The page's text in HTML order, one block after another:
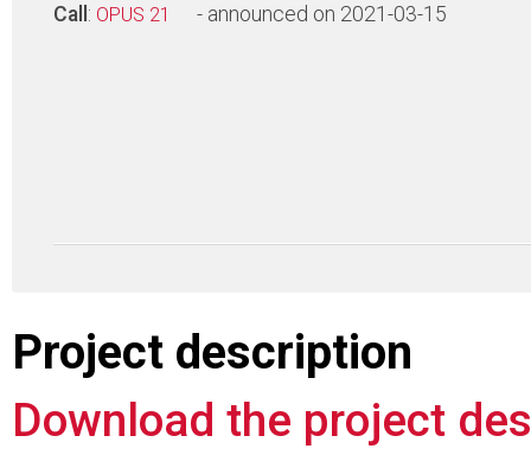
Call : OPUS 21 - announced on 2021-03-15
Project description
Download the project